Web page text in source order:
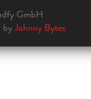
GmbH
byJohnny Bytes